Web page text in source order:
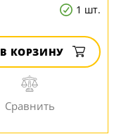
1 шт.
В КОРЗИНУ